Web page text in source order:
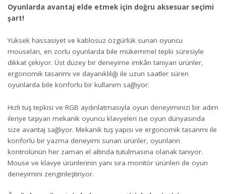
Oyunlarda avantaj elde etmek için doğru aksesuar seçimi
şart!
Yüksek hassasiyet ve kablosuz özgürlük sunan oyuncu
mouseları, en zorlu oyunlarda bile mükemmel tepki süresiyle
dikkat çekiyor. Üst düzey bir deneyime imkân tanıyan ürünler,
ergonomik tasarımı ve dayanıklılığı ile uzun saatler süren
oyunlarda bile konforlu bir kullanım sağlıyor.
Hızlı tuş tepkisi ve RGB aydınlatmasıyla oyun deneyiminizi bir adım
ileriye taşıyan mekanik oyuncu klavyeleri ise oyun dünyasında
size avantaj sağlıyor. Mekanik tuş yapısı ve ergonomik tasarımı ile
konforlu bir yazma deneyimi sunan ürünler, oyunların
kontrolünün her zaman el altında tutulmasına olanak tanıyor.
Mouse ve klavye ürünlerinin yanı sıra monitör ürünleri de oyun
deneyimini zenginleştiriyor.